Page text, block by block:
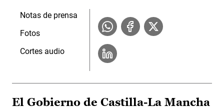
Notas de prensa
Fotos
Cortes audio
El Gobierno de Castilla-La Mancha